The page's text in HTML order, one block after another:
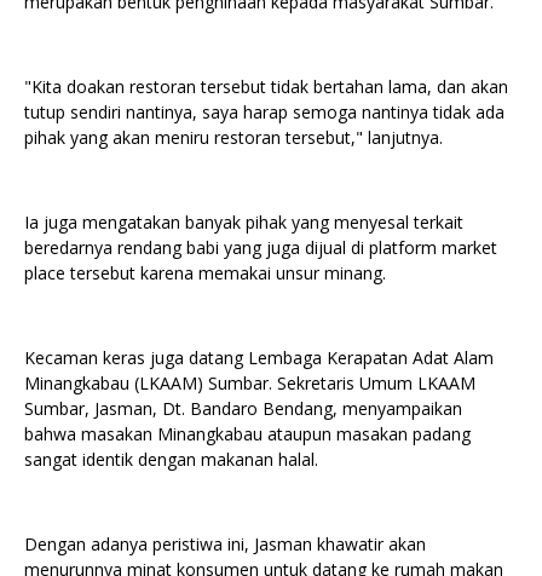
"Kita doakan restoran tersebut tidak bertahan lama, dan akan
tutup sendiri nantinya, saya harap semoga nantinya tidak ada
pihak yang akan meniru restoran tersebut," lanjutnya.
Ia juga mengatakan banyak pihak yang menyesal terkait
beredarnya rendang babi yang juga dijual di platform market
place tersebut karena memakai unsur minang.
Kecaman keras juga datang Lembaga Kerapatan Adat Alam
Minangkabau (LKAAM) Sumbar. Sekretaris Umum LKAAM
Sumbar, Jasman, Dt. Bandaro Bendang, menyampaikan
bahwa masakan Minangkabau ataupun masakan padang
sangat identik dengan makanan halal.
Dengan adanya peristiwa ini, Jasman khawatir akan
menurunnya minat konsumen untuk datang ke rumah makan